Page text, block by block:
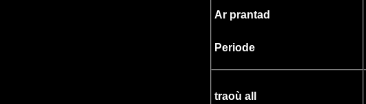
Ar prantad
Periode
traoù all